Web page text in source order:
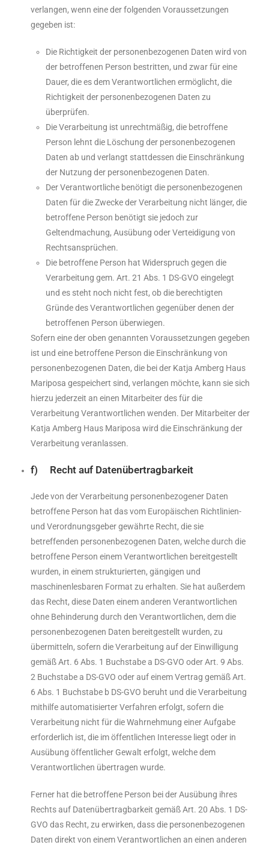
verlangen, wenn eine der folgenden Voraussetzungen
gegeben ist:
Die Richtigkeit der personenbezogenen Daten wird von
der betroffenen Person bestritten, und zwar für eine
Dauer, die es dem Verantwortlichen ermöglicht, die
Richtigkeit der personenbezogenen Daten zu
überprüfen.
Die Verarbeitung ist unrechtmäßig, die betroffene
Person lehnt die Löschung der personenbezogenen
Daten ab und verlangt stattdessen die Einschränkung
der Nutzung der personenbezogenen Daten.
Der Verantwortliche benötigt die personenbezogenen
Daten für die Zwecke der Verarbeitung nicht länger, die
betroffene Person benötigt sie jedoch zur
Geltendmachung, Ausübung oder Verteidigung von
Rechtsansprüchen.
Die betroffene Person hat Widerspruch gegen die
Verarbeitung gem. Art. 21 Abs. 1 DS-GVO eingelegt
und es steht noch nicht fest, ob die berechtigten
Gründe des Verantwortlichen gegenüber denen der
betroffenen Person überwiegen.
Sofern eine der oben genannten Voraussetzungen gegeben
ist und eine betroffene Person die Einschränkung von
personenbezogenen Daten, die bei der Katja Amberg Haus
Mariposa gespeichert sind, verlangen möchte, kann sie sich
hierzu jederzeit an einen Mitarbeiter des für die
Verarbeitung Verantwortlichen wenden. Der Mitarbeiter der
Katja Amberg Haus Mariposa wird die Einschränkung der
Verarbeitung veranlassen.
f) Recht auf Datenübertragbarkeit
Jede von der Verarbeitung personenbezogener Daten
betroffene Person hat das vom Europäischen Richtlinien-
und Verordnungsgeber gewährte Recht, die sie
betreffenden personenbezogenen Daten, welche durch die
betroffene Person einem Verantwortlichen bereitgestellt
wurden, in einem strukturierten, gängigen und
maschinenlesbaren Format zu erhalten. Sie hat außerdem
das Recht, diese Daten einem anderen Verantwortlichen
ohne Behinderung durch den Verantwortlichen, dem die
personenbezogenen Daten bereitgestellt wurden, zu
übermitteln, sofern die Verarbeitung auf der Einwilligung
gemäß Art. 6 Abs. 1 Buchstabe a DS-GVO oder Art. 9 Abs.
2 Buchstabe a DS-GVO oder auf einem Vertrag gemäß Art.
6 Abs. 1 Buchstabe b DS-GVO beruht und die Verarbeitung
mithilfe automatisierter Verfahren erfolgt, sofern die
Verarbeitung nicht für die Wahrnehmung einer Aufgabe
erforderlich ist, die im öffentlichen Interesse liegt oder in
Ausübung öffentlicher Gewalt erfolgt, welche dem
Verantwortlichen übertragen wurde.
Ferner hat die betroffene Person bei der Ausübung ihres
Rechts auf Datenübertragbarkeit gemäß Art. 20 Abs. 1 DS-
GVO das Recht, zu erwirken, dass die personenbezogenen
Daten direkt von einem Verantwortlichen an einen anderen